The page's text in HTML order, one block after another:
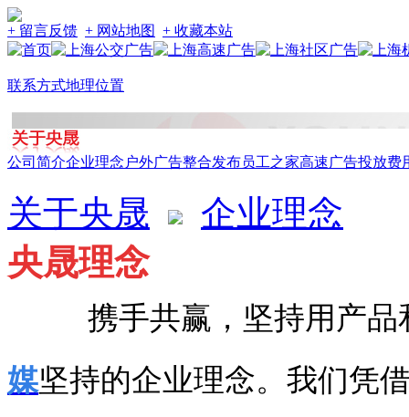
+ 留言反馈 + 网站地图 + 收藏本站
联系方式地理位置
公司简介企业理念 户外广告整合发布员工之家高速广告投放费
关于央晟
企业理念
央晟理念
携手共赢，坚持用产
媒坚持的企业理念。我们凭